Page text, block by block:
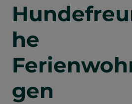
he
gen